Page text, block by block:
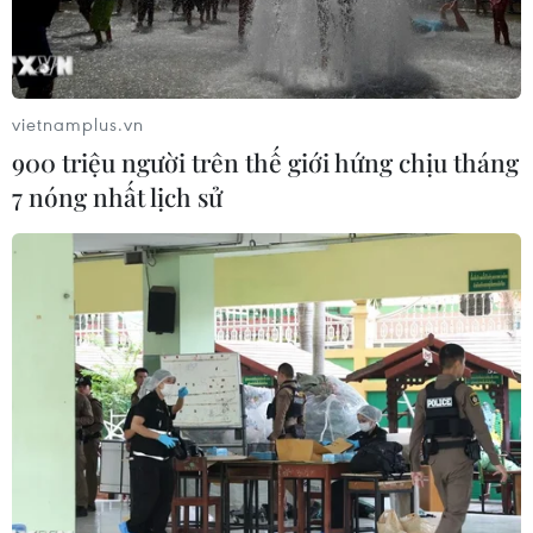
(Nguồn: Facebook)
Facebook mới đây đã bổ sung thêm các biểu
tượng cảm xúc thể hiện sự quan tâm đến sức
khỏe của mọi người trong bối cảnh dịch COVID-
19 đang bùng phát dữ dội trên toàn cầu.
vietnamplus.vn
900 triệu người trên thế giới hứng chịu tháng
7 nóng nhất lịch sử